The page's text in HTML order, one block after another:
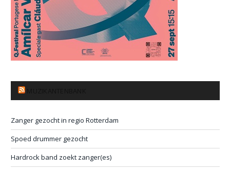
Zanger gezocht in regio Rotterdam
Spoed drummer gezocht
Hardrock band zoekt zanger(es)